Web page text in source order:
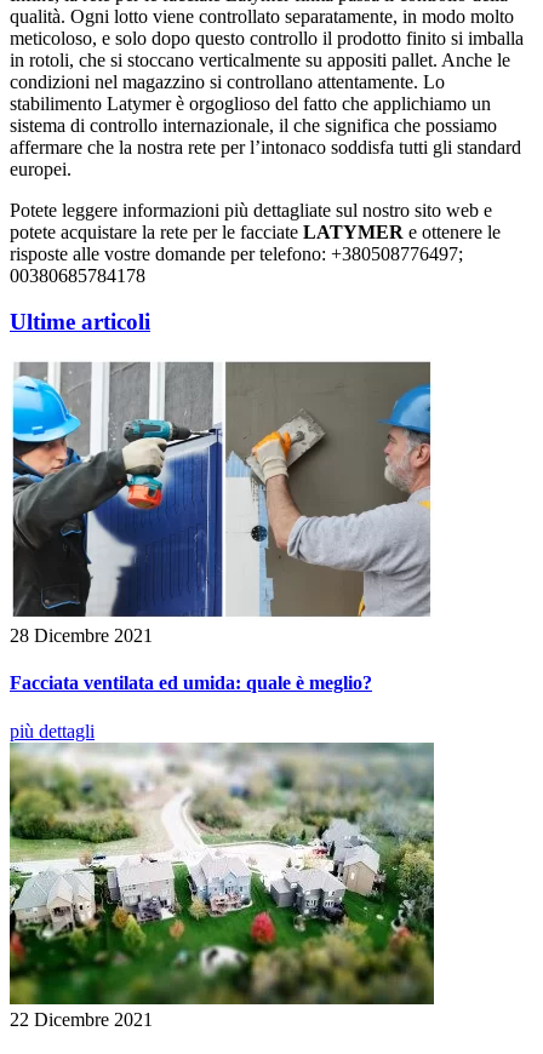
qualità. Ogni lotto viene controllato separatamente, in modo molto
meticoloso, e solo dopo questo controllo il prodotto finito si imballa
in rotoli, che si stoccano verticalmente su appositi pallet. Anche le
condizioni nel magazzino si controllano attentamente. Lo
stabilimento Latymer è orgoglioso del fatto che applichiamo un
sistema di controllo internazionale, il che significa che possiamo
affermare che la nostra rete per l’intonaco soddisfa tutti gli standard
europei.
Potete leggere informazioni più dettagliate sul nostro sito web e
potete acquistare la rete per le facciate LATYMER e ottenere le
risposte alle vostre domande per telefono: +380508776497;
00380685784178
Ultime articoli
28 Dicembre 2021
Facciata ventilata ed umida: quale è meglio?
più dettagli
22 Dicembre 2021